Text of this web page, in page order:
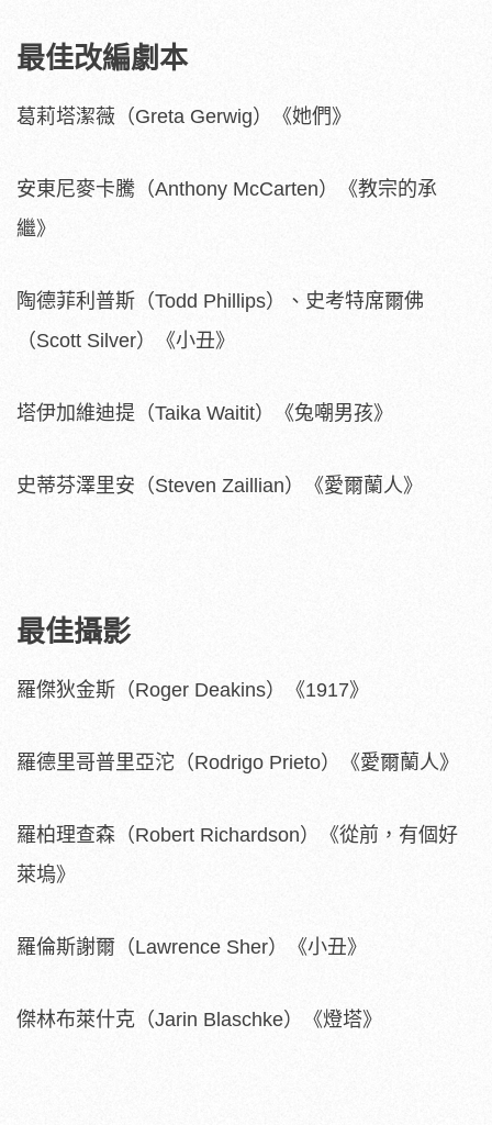
最佳改編劇本
葛莉塔潔薇（Greta Gerwig）《她們》
安東尼麥卡騰（Anthony McCarten）《教宗的承
繼》
陶德菲利普斯（Todd Phillips）、史考特席爾佛
（Scott Silver）《小丑》
塔伊加維迪提（Taika Waitit）《兔嘲男孩》
史蒂芬澤里安（Steven Zaillian）《愛爾蘭人》
最佳攝影
羅傑狄金斯（Roger Deakins）《1917》
羅德里哥普里亞沱（Rodrigo Prieto）《愛爾蘭人》
羅柏理查森（Robert Richardson）《從前，有個好
萊塢》
羅倫斯謝爾（Lawrence Sher）《小丑》
傑林布萊什克（Jarin Blaschke）《燈塔》